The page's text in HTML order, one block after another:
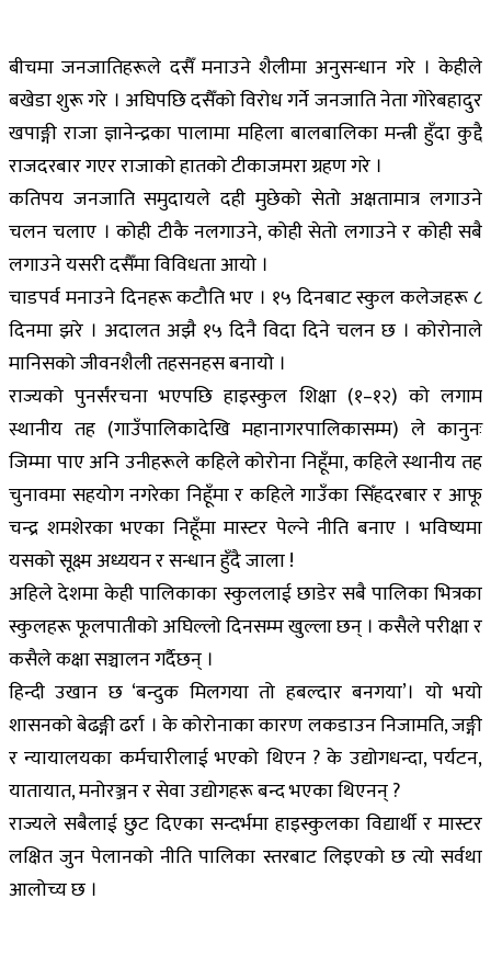
बीचमा जनजातिहरूले दसैँ मनाउने शैलीमा अनुसन्धान गरे । केहीले
बखेडा शुरू गरे । अघिपछि दसैँको विरोध गर्ने जनजाति नेता गोरेबहादुर
खपाङ्गी राजा ज्ञानेन्द्रका पालामा महिला बालबालिका मन्त्री हुँदा कुद्दै
राजदरबार गएर राजाको हातको टीकाजमरा ग्रहण गरे ।
कतिपय जनजाति समुदायले दही मुछेको सेतो अक्षतामात्र लगाउने
चलन चलाए । कोही टीकै नलगाउने, कोही सेतो लगाउने र कोही सबै
लगाउने यसरी दसैँमा विविधता आयो ।
चाडपर्व मनाउने दिनहरू कटौति भए । १५ दिनबाट स्कुल कलेजहरू ८
दिनमा झरे । अदालत अझै १५ दिनै विदा दिने चलन छ । कोरोनाले
मानिसको जीवनशैली तहसनहस बनायो ।
राज्यको पुनर्संरचना भएपछि हाइस्कुल शिक्षा (१–१२) को लगाम
स्थानीय तह (गाउँपालिकादेखि महानागरपालिकासम्म) ले कानुनः
जिम्मा पाए अनि उनीहरूले कहिले कोरोना निहूँमा, कहिले स्थानीय तह
चुनावमा सहयोग नगरेका निहूँमा र कहिले गाउँका सिँहदरबार र आफू
चन्द्र शमशेरका भएका निहूँमा मास्टर पेल्ने नीति बनाए । भविष्यमा
यसको सूक्ष्म अध्ययन र सन्धान हुँदै जाला !
अहिले देशमा केही पालिकाका स्कुललाई छाडेर सबै पालिका भित्रका
स्कुलहरू फूलपातीको अघिल्लो दिनसम्म खुल्ला छन् । कसैले परीक्षा र
कसैले कक्षा सञ्चालन गर्दैछन् ।
हिन्दी उखान छ ‘बन्दुक मिलगया तो हबल्दार बनगया’। यो भयो
शासनको बेढङ्गी ढर्रा । के कोरोनाका कारण लकडाउन निजामति, जङ्गी
र न्यायालयका कर्मचारीलाई भएको थिएन ? के उद्योगधन्दा, पर्यटन,
यातायात, मनोरञ्जन र सेवा उद्योगहरू बन्द भएका थिएनन् ?
राज्यले सबैलाई छुट दिएका सन्दर्भमा हाइस्कुलका विद्यार्थी र मास्टर
लक्षित जुन पेलानको नीति पालिका स्तरबाट लिइएको छ त्यो सर्वथा
आलोच्य छ ।